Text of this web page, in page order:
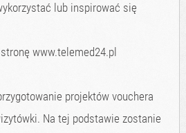
lub inspirować się
www.telemed24.pl
projektów vouchera
Na tej podstawie zostanie